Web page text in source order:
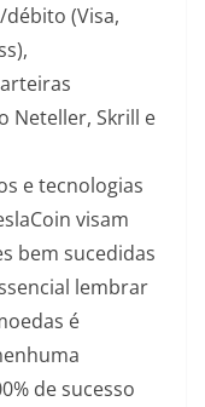
(Visa,
Neteller, Skrill e
e tecnologias
visam
bem sucedidas
lembrar
é
de sucesso